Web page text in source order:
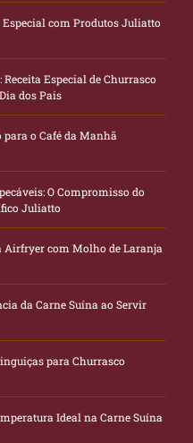
com Produtos Juliatto
Especial de Churrasco
dos Pais
para o Café da Manhã
O Compromisso do
Juliatto
Airfryer com Molho de Laranja
da Carne Suína ao Servir
para Churrasco
Ideal na Carne Suína